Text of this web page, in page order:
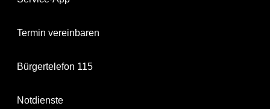
Termin vereinbaren
Bürgertelefon 115
Notdienste